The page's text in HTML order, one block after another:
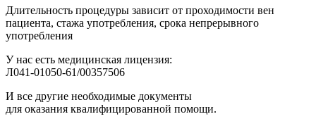
Длительность процедуры зависит от проходимости вен
пациента, стажа употребления, срока непрерывного
употребления
У нас есть медицинская лицензия:
Л041-01050-61/00357506
И все другие необходимые документы
для оказания квалифицированной помощи.